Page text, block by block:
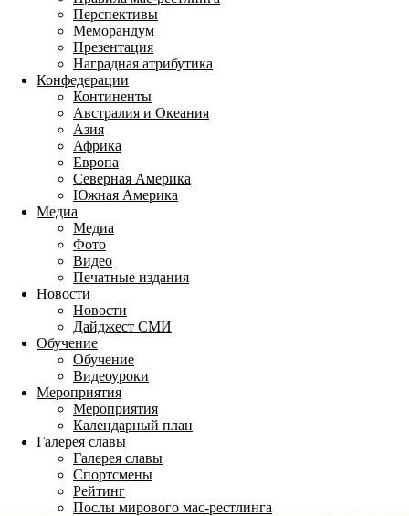
Перспективы
Меморандум
Презентация
Наградная атрибутика
Конфедерации
Континенты
Австралия и Океания
Азия
Африка
Европа
Северная Америка
Южная Америка
Медиа
Медиа
Фото
Видео
Печатные издания
Новости
Новости
Дайджест СМИ
Обучение
Обучение
Видеоуроки
Мероприятия
Мероприятия
Календарный план
Галерея славы
Галерея славы
Спортсмены
Рейтинг
Послы мирового мас-рестлинга